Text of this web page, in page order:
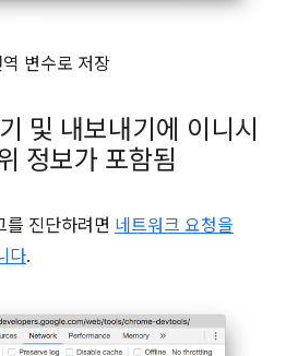
변수로 저장
및 내보내기에 이니시
정보가 포함됨
를 진단하려면 네트워크 요청을
다.